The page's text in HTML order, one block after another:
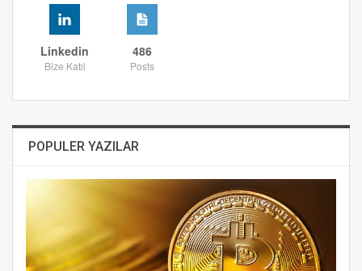
Linkedin
Bize Katıl
486
Posts
POPULER YAZILAR